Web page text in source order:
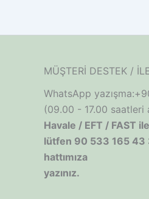
MÜŞTERİ DESTEK /
WhatsApp
(09.00 - 17.00 saatleri
Havale / EFT / FAST
lütfen 90 533 165 43
hattımıza
yazınız.